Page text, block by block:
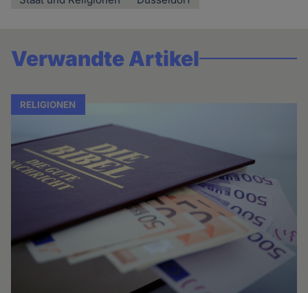
Verwandte Artikel
RELIGIONEN